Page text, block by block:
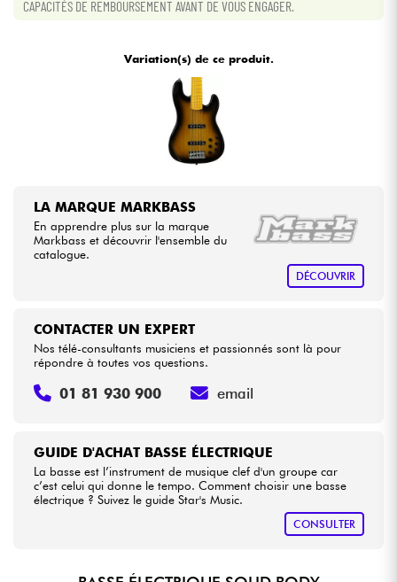
CAPACITÉS DE REMBOURSEMENT AVANT DE VOUS ENGAGER.
Variation(s) de ce produit.
LA MARQUE MARKBASS
En apprendre plus sur la marque
Markbass et découvrir l'ensemble du
catalogue.
DÉCOUVRIR
GUIDE D'ACHAT BASSE ÉLECTRIQUE
La basse est l’instrument de musique clef d'un groupe car
c’est celui qui donne le tempo. Comment choisir une basse
électrique ? Suivez le guide Star's Music.
CONSULTER
CONTACTER UN EXPERT
Nos télé-consultants musiciens et passionnés sont là pour
répondre à toutes vos questions.
01 81 930 900 email